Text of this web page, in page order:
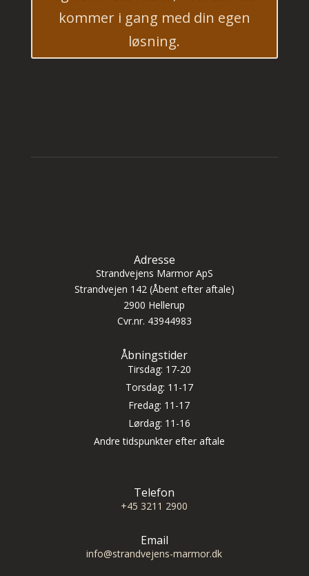
kommer i gang med din egen
løsning.
Adresse
Strandvejens Marmor ApS
Strandvejen 142 (Åbent efter aftale)
2900 Hellerup
Cvr.nr. 43944983
Åbningstider
Tirsdag: 17-20
Torsdag: 11-17
Fredag: 11-17
Lørdag: 11-16
Andre tidspunkter efter aftale
Telefon
+45 3211 2900
Email
info@strandvejens-marmor.dk